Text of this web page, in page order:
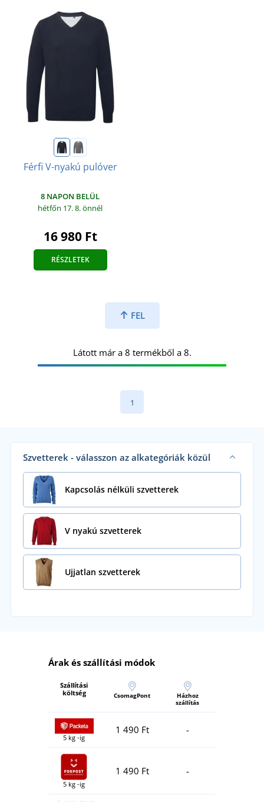
Férfi V-nyakú pulóver
8 NAPON BELÜL
hétfőn 17. 8.önnél
16 980 Ft
RÉSZLETEK
FEL
Látott már a 8 termékből a 8.
1
Szvetterek - válasszon az alkategóriák közül
Kapcsolás nélküli szvetterek
V nyakú szvetterek
Ujjatlan szvetterek
Árak és szállítási módok
Szállítási
költség
CsomagPont
Házhoz
szállítás
5 kg -ig
1 490 Ft -
5 kg -ig
1 490 Ft -